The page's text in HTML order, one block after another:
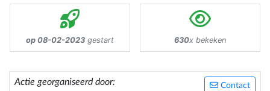
op 08-02-2023 gestart 630x bekeken
Contact
Actie georganiseerd door: